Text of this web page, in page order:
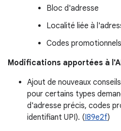
Bloc d'adresse
Localité liée à
Codes promotionnels
Modifications apportées à
Ajout de nouveaux
pour certains types
d'adresse précis, codes
identifiant UPI). (I89e2f)